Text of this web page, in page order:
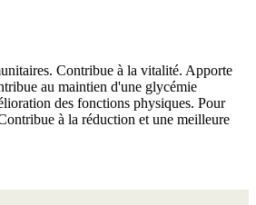
Contribue à la vitalité. Apporte
au maintien d'une glycémie
des fonctions physiques. Pour
à la réduction et une meilleure